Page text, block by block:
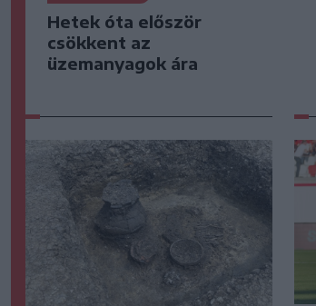
Hetek óta először
csökkent az
üzemanyagok ára